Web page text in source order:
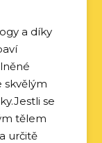
a díky
skvělým
se
tělem
určitě